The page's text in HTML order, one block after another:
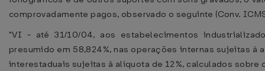
comprovadamente pagos, observado o seguinte (Conv.
"VI - até 31/10/04, aos estabelecimentos
presumido em 58,824%, nas operações internas sujeitas à
interestaduais sujeitas à alíquota de 12%, calculados